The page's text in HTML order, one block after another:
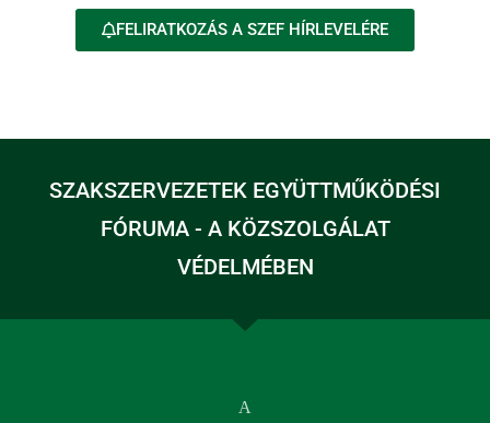
FELIRATKOZÁS A SZEF HÍRLEVELÉRE
SZAKSZERVEZETEK EGYÜTTMŰKÖDÉSI
FÓRUMA - A KÖZSZOLGÁLAT
VÉDELMÉBEN
A